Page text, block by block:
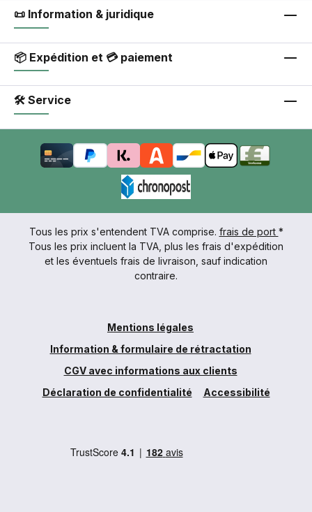
📜 Information & juridique
📦 Expédition et 💳 paiement
🛠 Service
Tous les prix s'entendent TVA comprise. frais de port *
Tous les prix incluent la TVA, plus les frais d'expédition
et les éventuels frais de livraison, sauf indication
contraire.
Mentions légales
Information & formulaire de rétractation
CGV avec informations aux clients
Déclaration de confidentialité
Accessibilité